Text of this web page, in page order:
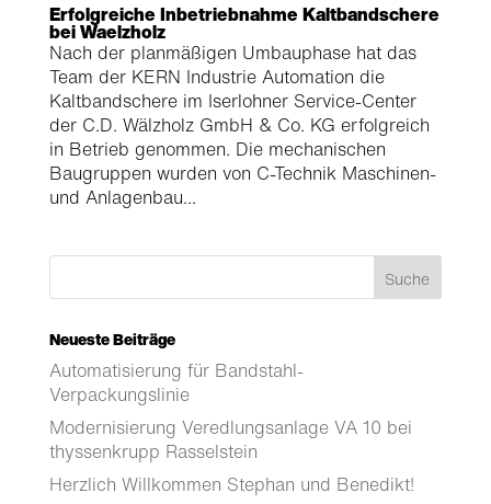
Erfolgreiche Inbetriebnahme Kaltbandschere
bei Waelzholz
Nach der planmäßigen Umbauphase hat das
Team der KERN Industrie Automation die
Kaltbandschere im Iserlohner Service-Center
der C.D. Wälzholz GmbH & Co. KG erfolgreich
in Betrieb genommen. Die mechanischen
Baugruppen wurden von C-Technik Maschinen-
und Anlagenbau...
Neueste Beiträge
Automatisierung für Bandstahl-
Verpackungslinie
Modernisierung Veredlungsanlage VA 10 bei
thyssenkrupp Rasselstein
Herzlich Willkommen Stephan und Benedikt!